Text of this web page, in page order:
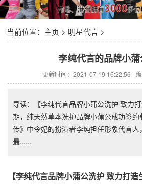
当前位置： 主页 > 明星代言>
李纯代言的品牌小
更新时间：2021-07-19 16:22:56
导读：【李纯代言品牌小蒲公洗护 致力
期，纯天然草本洗护品牌小蒲公成功签
传》中令妃的扮演者李纯担任形象代言
最......
【李纯代言品牌小蒲公洗护 致力打造